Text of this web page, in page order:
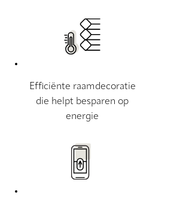
Efficiënte raamdecoratie
die helpt besparen op
energie